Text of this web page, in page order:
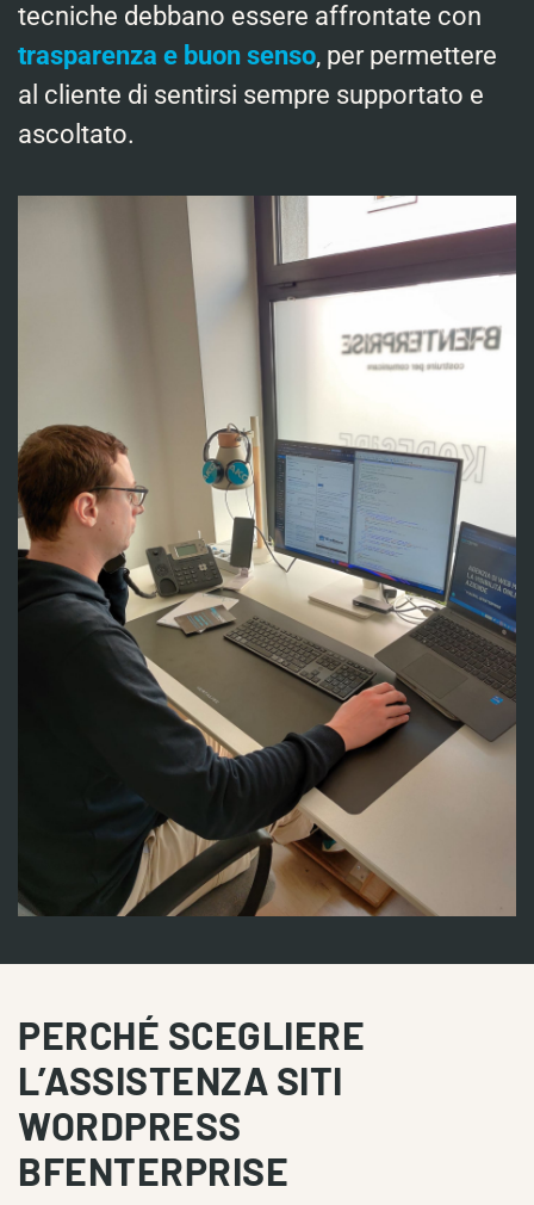
tecniche debbano essere affrontate con
trasparenza e buon senso, per permettere
al cliente di sentirsi sempre supportato e
ascoltato.
PERCHÉ SCEGLIERE
L’ASSISTENZA SITI
WORDPRESS
BFENTERPRISE